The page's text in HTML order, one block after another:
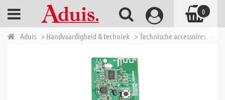
Aduis > Handvaardigheid & techniek > Technische accessoires >
0